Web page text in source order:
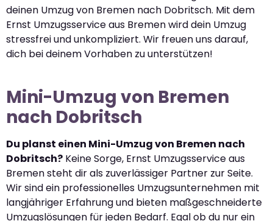
deinen Umzug von Bremen nach Dobritsch. Mit dem
Ernst Umzugsservice aus Bremen wird dein Umzug
stressfrei und unkompliziert. Wir freuen uns darauf,
dich bei deinem Vorhaben zu unterstützen!
Mini-Umzug von Bremen
nach Dobritsch
Du planst einen Mini-Umzug von Bremen nach
Dobritsch? Keine Sorge, Ernst Umzugsservice aus
Bremen steht dir als zuverlässiger Partner zur Seite.
Wir sind ein professionelles Umzugsunternehmen mit
langjähriger Erfahrung und bieten maßgeschneiderte
Umzugslösungen für jeden Bedarf. Egal ob du nur ein